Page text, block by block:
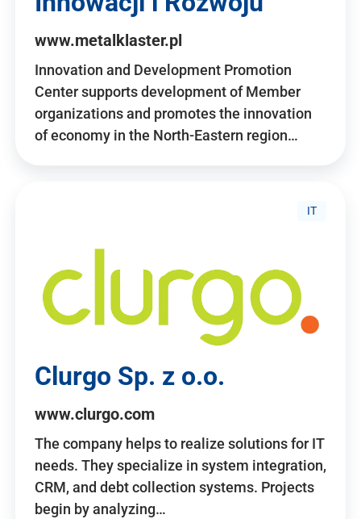
www.metalklaster.pl
Innovation and Development Promotion
Center supports development of Member
organizations and promotes the innovation
of economy in the North-Eastern region…
IT
Clurgo Sp. z o.o.
www.clurgo.com
The company helps to realize solutions for IT
needs. They specialize in system integration,
CRM, and debt collection systems. Projects
begin by analyzing…